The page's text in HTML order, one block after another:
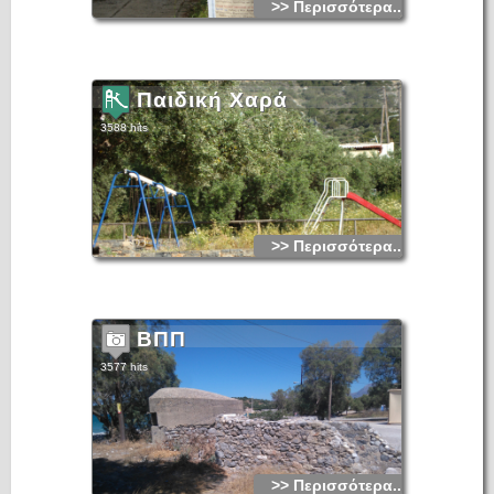
κάθε χρόνο χιλιάδες επισκέπτες.
(σαν Κalo Khrio) στην απογραφή που έκαναν οι Αιγύπτιοι τη
διάρκεια της δικής τους κατοχής στην Κρήτη (τα έτη 1830
έως 1840). Στην απογραφή αυτή, του 1834, το Καλό Χωριό
είχε 10 χριστιανικές οικογένειες και 4 μωαμεθανικές. Το 1881
ανήκε στο Δήμο Κριτσάς με 329 κατοίκους όπως και το
1900 με 575 κατοίκους. Το 1920 είναι έδρα αγροτικού Δήμου
(αναγράφεται ως Καλό Χωρίον) με 677 κατοίκους, το 1928
(ως Καλό Χωριό) είναι έδρα κοινότητας με 523 κατοίκους, το
1940 (πάλι ως Καλόν Χωρίον) με 659 κατοίκους και το 1951
φτάνει τους 721 κατοίκους. Από τότε αρχίζει σταδιακά μια
φθίνουσα πορεία καθώς το ανθρώπινο δυναμικό του
απορροφάται από τον ταχύτατα αναπτυσσόμενο Άγιο
Νικόλαο. Έτσι το 1961 μένει με 704, το 1971 με 554, το
1981 με 612 και τέλος το 1991 με 548 μόνο κατοίκους
(σύνολο κοινότητας 1066 κάτοικοι). Το Καλό Χωριό
ο Ν. Σταυράκης γράφει το 1890, ότι «το χωρίον τούτο
εκαλείτο μέχρι προ ολίγων δεκαετηρίδων Ίστρωνας ή
Νίστρωνας...». Σε αχρονολόγητο έγγραφο του τουρκικού
Ιεροδικείου της περιόδου 1672-94, αναφέρεται ως «Κακό
Χωρίο». Το σημερινό όνομα του δόθηκε κατ' ευφημισμό,
γιατί ολόκληρη η περιοχή υπέφερε από ελώδεις πυρετούς.
Η Αμερικανίδα αρχαιολόγος Έντιθ Χώλ στα 1910-1912
έκαμε ανασκαφές στο λόφο του Βροκάστρου και ανακάλυψε
άγνωστης ονομασίας μικρό αλλά σημαντικό μεσομινωϊκό
οικισμό. Ένας αρχαιοελληνικός ναός φαίνεται σε ερείπια
κοντά στον οικισμό του Πύργου (στου Μαρμάρο) που ίσως
μια ανασακφή να μας δώσει στοιχεία της ιστορίας του
ευρύτερου χώρου. Όπως ιστορικοί αναφέρουν, ίσως να είναι
ο ναός του Βάκχου (Διονύσου) και ο μετέπειτα του Αγ.
>> Περισσότερα...
Παιδική Χαρά
3588 hits
>> Περισσότερα...
ΒΠΠ
3577 hits
>> Περισσότερα...